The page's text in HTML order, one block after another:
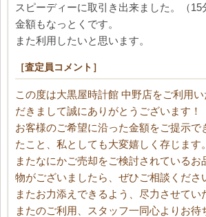
スピーディーに取引き出来ました。（15
金額もなっとくです。
また利用したいと思います。
［査定員コメント］
この度は大黒屋時計館 中野店をご利用い
だきまして誠にありがとうございます！
お客様のご希望に沿った金額をご提示で
たこと、私としても大変嬉しく存じます。
またなにかご売却をご検討されているお
物がございましたら、ぜひご相談くださ
またお力添えできるよう、尽力させてい
またのご利用、スタッフ一同心よりお待